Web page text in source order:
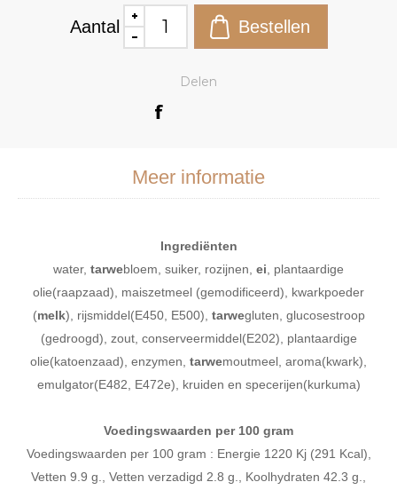
Aantal
Delen
Meer informatie
Ingrediënten
water, tarwebloem, suiker, rozijnen, ei , plantaardige
olie(raapzaad), maiszetmeel (gemodificeerd), kwarkpoeder
(melk), rijsmiddel(E450, E500), tarwegluten, glucosestroop
(gedroogd), zout, conserveermiddel(E202), plantaardige
olie(katoenzaad), enzymen, tarwemoutmeel, aroma(kwark),
emulgator(E482, E472e), kruiden en specerijen(kurkuma)
Voedingswaarden per 100 gram
Voedingswaarden per 100 gram : Energie 1220 Kj (291 Kcal),
Vetten 9.9 g., Vetten verzadigd 2.8 g., Koolhydraten 42.3 g.,